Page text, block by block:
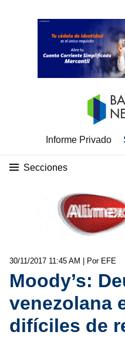
Informe Privado
Secciones
30/11/2017 11:45 AM | Por EFE
Moody’s:
venezolana
difíciles de